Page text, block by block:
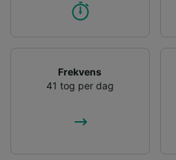
Frekvens
41 tog per dag